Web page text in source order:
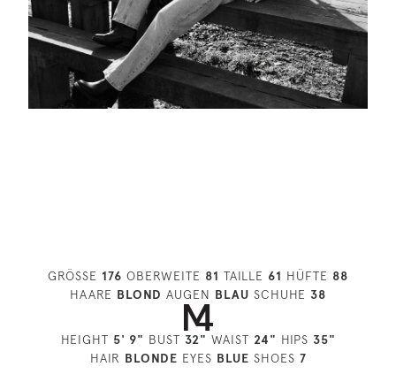
GRÖSSE 176 OBERWEITE 81 TAILLE 61 HÜFTE 88
HAARE BLOND AUGEN BLAU SCHUHE 38
HEIGHT 5' 9" BUST 32" WAIST 24" HIPS 35"
HAIR BLONDE EYES BLUE SHOES 7